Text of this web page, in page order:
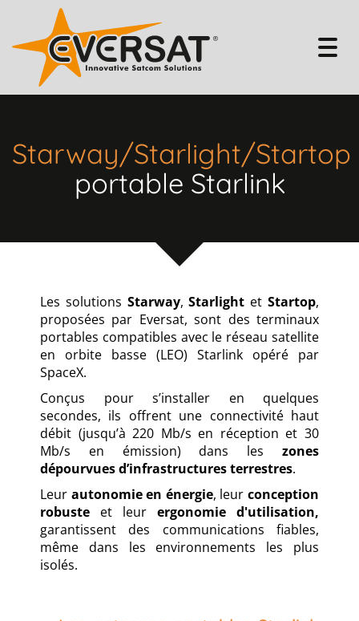
Starway/Starlight/Startop
portable Starlink
Les solutions Starway,Starlight etStartop,
proposées par Eversat, sont des terminaux
portables compatibles avec le réseau satellite
en orbite basse (LEO) Starlink opéré par
SpaceX.
Conçus pour s’installer en quelques
secondes, ils offrent une connectivité haut
débit (jusqu’à 220 Mb/s en réception et 30
Mb/s en émission) dans les zones
dépourvues d’infrastructures terrestres.
Leur autonomie en énergie, leurconception
robuste et leur ergonomie d'utilisation,
garantissent des communications fiables,
même dans les environnements les plus
isolés.